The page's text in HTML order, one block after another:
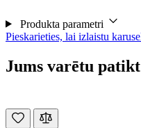
Produkta parametri
Pieskarieties, lai izlaistu
Jums varētu